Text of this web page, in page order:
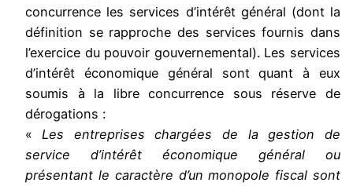
concurrence les services d’intérêt général (dont la
définition se rapproche des services fournis dans
l’exercice du pouvoir gouvernemental). Les services
d’intérêt économique général sont quant à eux
soumis à la libre concurrence sous réserve de
dérogations :
« Les entreprises chargées de la gestion de
service d’intérêt économique général ou
présentant le caractère d’un monopole fiscal sont